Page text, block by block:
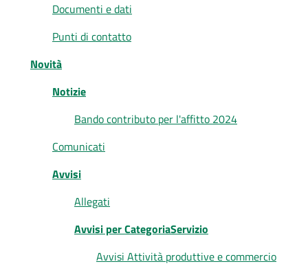
argomenti...
Documenti e dati
Punti di contatto
Novità
Notizie
Bando contributo per l'affitto 2024
Comunicati
Avvisi
Allegati
Avvisi per CategoriaServizio
Avvisi Attività produttive e commercio